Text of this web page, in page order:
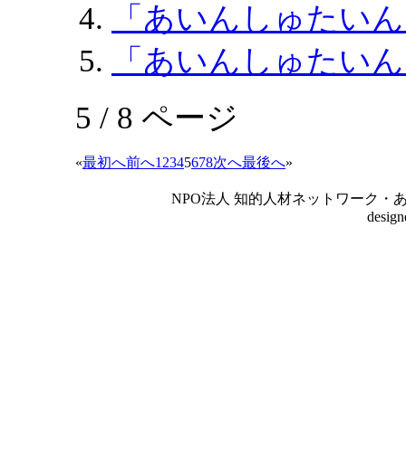
「あいんしゅたい
「あいんしゅたい
5 / 8 ページ
«最初へ前へ1 2345678次へ最後へ»
NPO法人 知的人材ネットワーク・